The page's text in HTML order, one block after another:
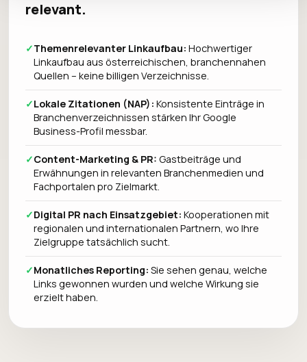
relevant.
✓Themenrelevanter Linkaufbau: Hochwertiger
Linkaufbau aus österreichischen, branchennahen
Quellen – keine billigen Verzeichnisse.
✓Lokale Zitationen (NAP): Konsistente Einträge in
Branchenverzeichnissen stärken Ihr Google
Business-Profil messbar.
✓Content-Marketing & PR: Gastbeiträge und
Erwähnungen in relevanten Branchenmedien und
Fachportalen pro Zielmarkt.
✓Digital PR nach Einsatzgebiet: Kooperationen mit
regionalen und internationalen Partnern, wo Ihre
Zielgruppe tatsächlich sucht.
✓Monatliches Reporting: Sie sehen genau, welche
Links gewonnen wurden und welche Wirkung sie
erzielt haben.